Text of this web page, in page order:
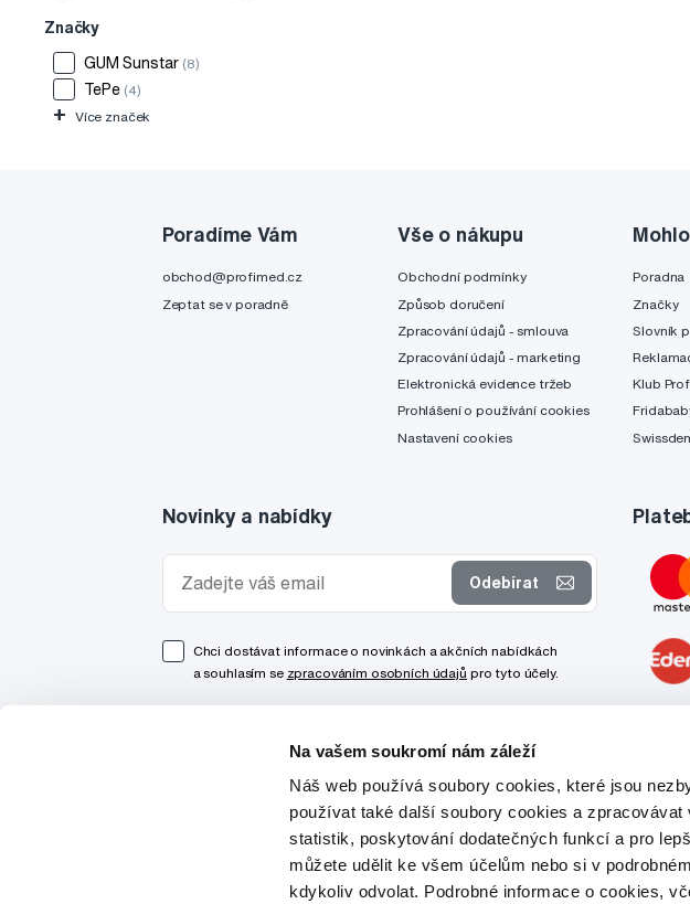
Na vašem soukromí nám záleží
Náš web používá soubory cookies, které jsou
používat také další soubory cookies a
statistik, poskytování dodatečných funkcí a pro
můžete udělit ke všem účelům nebo si v
kdykoliv odvolat. Podrobné informace o cookies,
Značky
GUM Sunstar (8)
TePe (4)
+ Více značek
Poradíme Vám
obchod@profimed.cz
Zeptat se v poradně
Vše o nákupu
Obchodní podmínky
Způsob doručení
Zpracování údajů - smlouva
Zpracování údajů - marketing
Elektronická evidence tržeb
Prohlášení o používání cookies
Nastavení cookies
Poradna
Značky
Slovník
Klub
Novinky a nabídky
Odebírat
Chci dostávat informace o novinkách a akčních nabídkách
a souhlasím se zpracováním osobních údajů pro tyto účely.